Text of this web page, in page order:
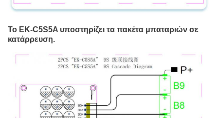
Το EK-C5S5A υποστηρίζει τα πακέτα μπαταριών σε
κατάρρευση.